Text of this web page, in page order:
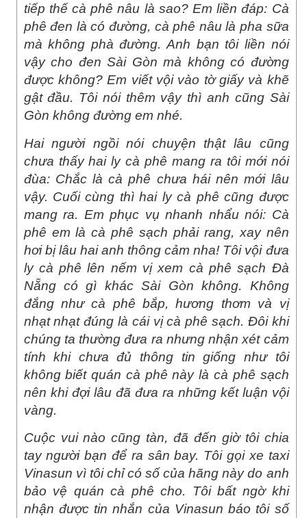
tiếp thế cà phê nâu là sao? Em liền đáp: Cà
phê đen là có đường, cà phê nâu là pha sữa
mà không phà đường. Anh bạn tôi liền nói
vậy cho đen Sài Gòn mà không có đường
được không? Em viết vội vào tờ giấy và khẽ
gật đầu. Tôi nói thêm vậy thì anh cũng Sài
Gòn không đường em nhé.
Hai người ngồi nói chuyện thật lâu cũng
chưa thấy hai ly cà phê mang ra tôi mới nói
đùa: Chắc là cà phê chưa hái nên mới lâu
vậy. Cuối cùng thì hai ly cà phê cũng được
mang ra. Em phục vụ nhanh nhẩu nói: Cà
phê em là cà phê sạch phải rang, xay nên
hơi bị lâu hai anh thông cảm nha! Tôi vội đưa
ly cà phê lên nếm vị xem cà phê sạch Đà
Nẵng có gì khác Sài Gòn không. Không
đắng như cà phê bắp, hương thơm và vị
nhạt nhạt đúng là cái vị cà phê sạch. Đôi khi
chúng ta thường đưa ra nhưng nhận xét cảm
tính khi chưa đủ thông tin giống như tôi
không biết quán cà phê này là cà phê sạch
nên khi đợi lâu đã đưa ra những kết luận vội
vàng.
Cuộc vui nào cũng tàn, đã đến giờ tôi chia
tay người bạn để ra sân bay. Tôi gọi xe taxi
Vinasun vì tôi chỉ có số của hãng này do anh
bảo vệ quán cà phê cho. Tôi bất ngờ khi
nhận được tin nhắn của Vinasun báo tôi số